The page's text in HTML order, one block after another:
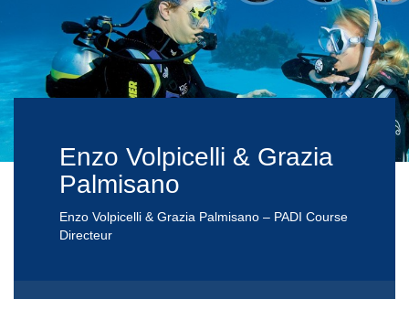
Enzo Volpicelli & Grazia
Palmisano
Enzo Volpicelli & Grazia Palmisano – PADI Course
Directeur